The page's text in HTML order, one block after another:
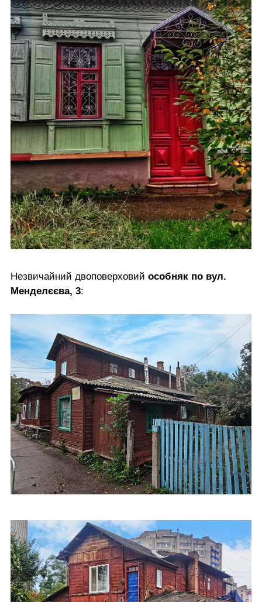
Незвичайний двоповерховий особняк по вул.
Менделєєва, 3: